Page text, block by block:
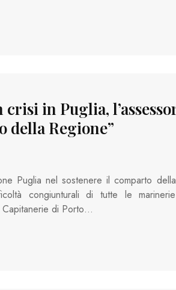
in Puglia,
della Regione”
Puglia nel sostenere il comparto della
congiunturali di tutte le marinerie
di Porto…